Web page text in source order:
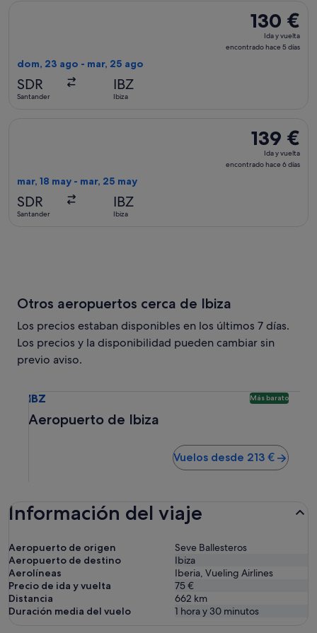
130 €
Ida
y
130 €
Ida y vuelta
encontrado hace 5 días
dom, 23 ago - mar, 25 ago
SDR
Santander
IBZ
Ibiza
139 €
Ida
y
139 €
Ida y vuelta
encontrado hace 6 días
mar, 18 may - mar, 25 may
SDR
Santander
IBZ
Ibiza
Otros aeropuertos cerca de Ibiza
Los precios estaban disponibles en los últimos 7 días.
Los precios y la disponibilidad pueden cambiar sin
previo aviso.
IBZ Más barato
Aeropuerto de Ibiza
Vuelos desde 213 €
Información del viaje
Aeropuerto de origen
Seve Ballesteros
Aeropuerto de destino
Ibiza
Aerolíneas
Iberia, Vueling Airlines
Precio de ida y vuelta
75 €
Distancia
662 km
Duración media del vuelo
1 hora y 30 minutos